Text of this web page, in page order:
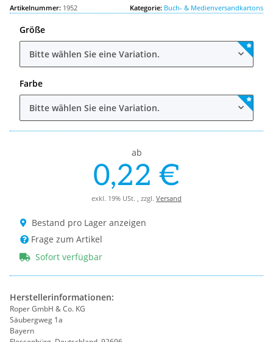
Artikelnummer: 1952 Kategorie: Buch- & Medienversandkartons
Größe
Bitte wählen Sie eine Variation.
Farbe
Bitte wählen Sie eine Variation.
ab
0,22 €
exkl. 19% USt. , zzgl. Versand
Bestand pro Lager anzeigen
Frage zum Artikel
Sofort verfügbar
Herstellerinformationen:
Roper GmbH & Co. KG
Säubergweg 1a
Bayern